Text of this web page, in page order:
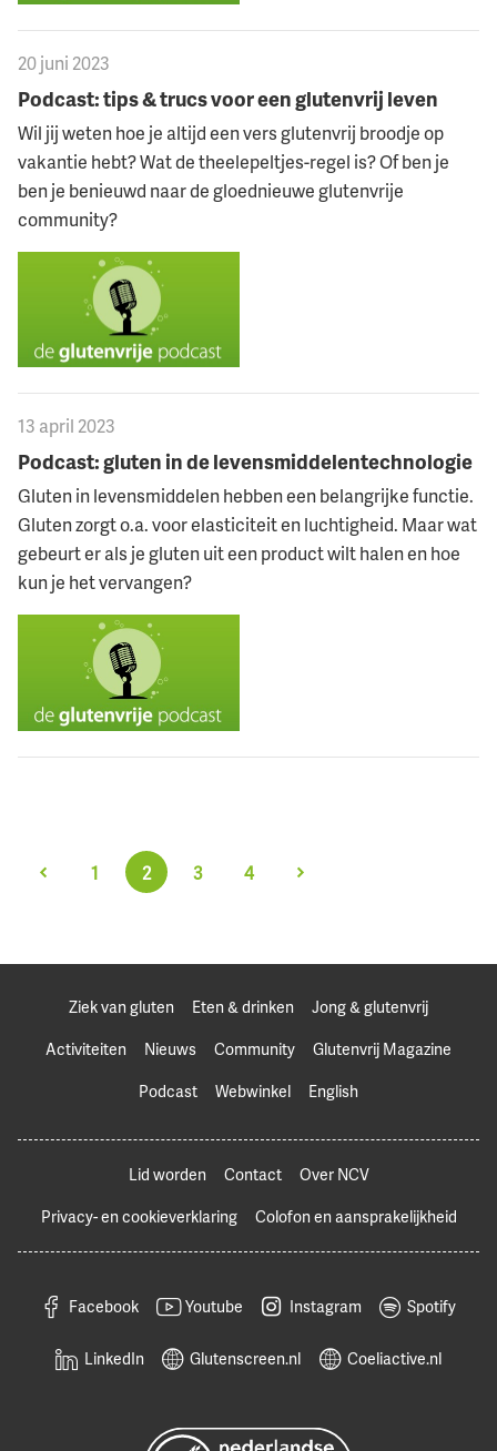
20 juni 2023
Podcast: tips & trucs voor een glutenvrij leven
Wil jij weten hoe je altijd een vers glutenvrij broodje op
vakantie hebt? Wat de theelepeltjes-regel is? Of ben je
ben je benieuwd naar de gloednieuwe glutenvrije
community?
13 april 2023
Podcast: gluten in de levensmiddelentechnologie
Gluten in levensmiddelen hebben een belangrijke functie.
Gluten zorgt o.a. voor elasticiteit en luchtigheid. Maar wat
gebeurt er als je gluten uit een product wilt halen en hoe
kun je het vervangen?
1 2 3 4
Ziek van gluten Eten & drinken
Jong & glutenvrij
Activiteiten
Nieuws Community
Glutenvrij Magazine
Podcast
Webwinkel English
Lid worden Contact
Over NCV
Privacy- en cookieverklaring
Colofon en aansprakelijkheid
Facebook Youtube Instagram Spotify
LinkedIn Glutenscreen.nl Coeliactive.nl